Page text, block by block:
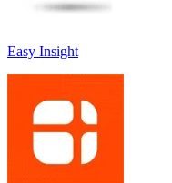
Easy Insight